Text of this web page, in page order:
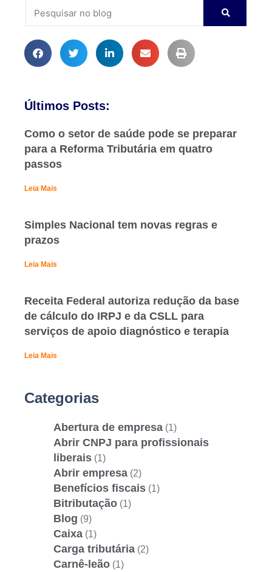
Últimos Posts:
Como o setor de saúde pode se preparar
para a Reforma Tributária em quatro
passos
Leia Mais
Simples Nacional tem novas regras e
prazos
Leia Mais
Receita Federal autoriza redução da base
de cálculo do IRPJ e da CSLL para
serviços de apoio diagnóstico e terapia
Leia Mais
Categorias
Abertura de empresa (1)
Abrir CNPJ para profissionais
liberais (1)
Abrir empresa (2)
Benefícios fiscais (1)
Bitributação (1)
Blog (9)
Caixa (1)
Carga tributária (2)
Carnê-leão (1)